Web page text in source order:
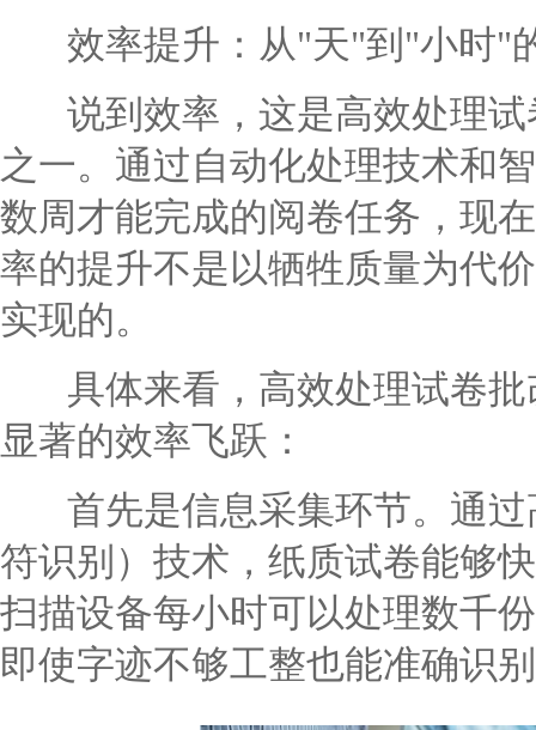
效率提升：从"天"到"小时"
说到效率，这是高效处理试
之一。通过自动化处理技术和
数周才能完成的阅卷任务，现
率的提升不是以牺牲质量为代
实现的。
具体来看，高效处理试卷批
显著的效率飞跃：
首先是信息采集环节。通过
符识别）技术，纸质试卷能够
扫描设备每小时可以处理数千
即使字迹不够工整也能准确识